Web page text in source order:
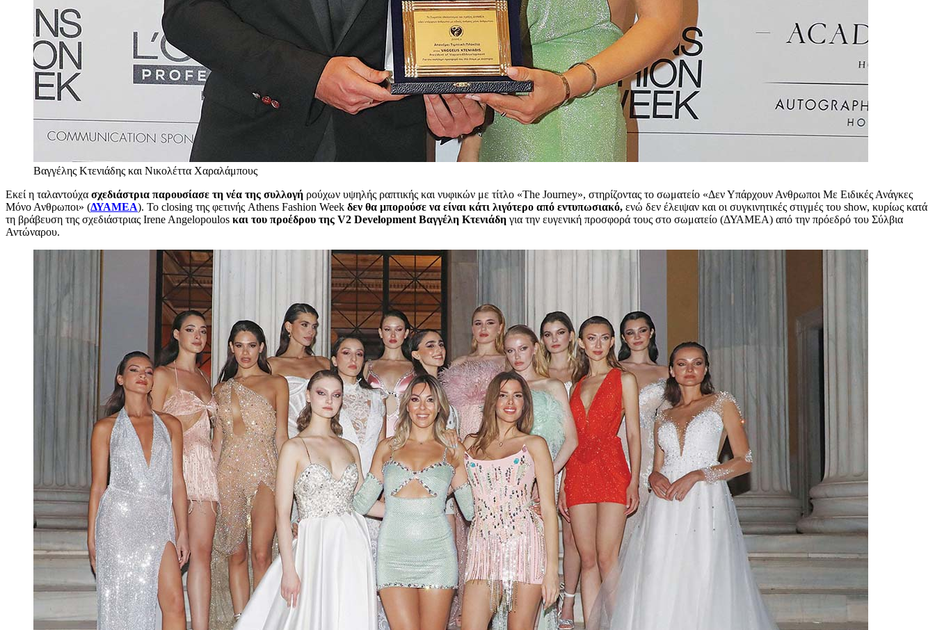
Βαγγέλης Κτενιάδης και Νικολέττα Χαραλάμπους
Εκεί η ταλαντούχα σχεδιάστρια παρουσίασε τη νέα της συλλογή ρούχων υψηλής ραπτικής και νυφικών με τίτλο «The Journey», στηρίζοντας το σωματείο «Δεν Υπάρχουν Ανθρωποι Με Ειδικές Ανάγκες
Μόνο Ανθρωποι» (ΔΥΑΜΕΑ). Το closing της φετινής Athens Fashion Week δεν θα μπορούσε να είναι κάτι λιγότερο από εντυπωσιακό, ενώ δεν έλειψαν και οι συγκινητικές στιγμές του show, κυρίως κατά
τη βράβευση της σχεδιάστριας Irene Angelopoulos και του προέδρου της V2 Development Βαγγέλη Κτενιάδη για την ευγενική προσφορά τους στο σωματείο (ΔΥΑΜΕΑ) από την πρόεδρό του Σύλβια
Αντώναρου.